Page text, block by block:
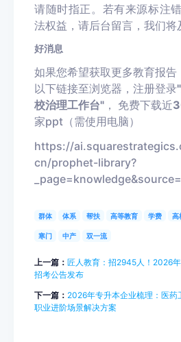
请随时指正。若有来源标注
法权益，请后台留言，我们将
好消息
如果您希望获取更多教育报告
以下链接至浏览器，注册登录"
校治理工作台" ， 免费下载近
家ppt（需使用电脑）
https://
cn/prophet-library?
群体 体系 帮扶 高等教育 学费 高
寒门 中产 双一流
上一篇： 匠人教育：招2945人！2026
招考公告发布
下一篇： 2026年专升本企业梳理：医药
职业进阶场景解决方案